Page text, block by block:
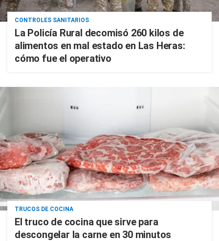
CONTROLES SANITARIOS
La Policía Rural decomisó 260 kilos de
alimentos en mal estado en Las Heras:
cómo fue el operativo
TRUCOS DE COCINA
El truco de cocina que sirve para
descongelar la carne en 30 minutos